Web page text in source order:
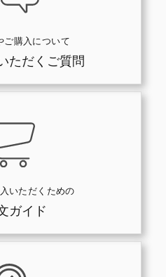
ご購入について
ただくご質問
いただくための
ガイド